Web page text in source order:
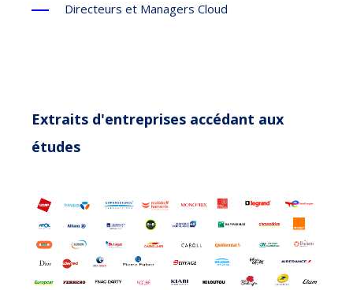
Directeurs et Managers Cloud
Extraits d'entreprises accédant aux
études